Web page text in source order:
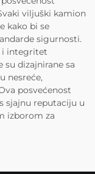
viljuški kamion
kako bi se
sigurnosti.
i integritet
su dizajnirane sa
nesreće,
posvećenost
sjajnu reputaciju u
izborom za